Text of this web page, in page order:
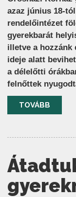
azaz június 18-
rendelőintézet
gyerekbarát
illetve a hozzánk
ideje alatt
a délelőtti
felnőttek
TOVÁBB